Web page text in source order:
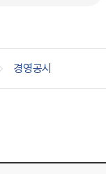
경영공시